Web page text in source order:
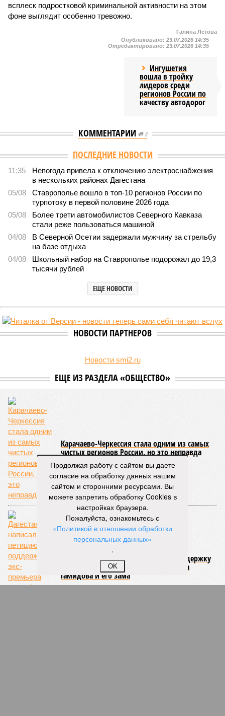
всплеск подростковой криминальной активности на этом
фоне выглядит особенно тревожно.
Галина Летова
Опубликовано: 23.07.2026 14:35
Отредактировано: 23.07.2026 14:35
Ингушетия
вошла в тройку
лидеров среди
регионов России по
качеству автодорог
КОММЕНТАРИИ 0
ПОСЛЕДНИЕ НОВОСТИ
11:35
Непогода привела к отключению электроснабжения
в нескольких районах Дагестана
05/08
Ставрополье вошло в топ-10 регионов России по
турпотоку в первой половине 2026 года
05/08
Более трети автомобилистов Северного Кавказа
стали реже пользоваться машиной
04/08
В Северной Осетии задержали мужчину за стрельбу
на базе отдыха
04/08
Школьный набор на Ставрополье подорожал до 19,3
тысячи рублей
ЕЩЕ НОВОСТИ
НОВОСТИ ПАРТНЕРОВ
Новости smi2.ru
ЕЩЕ ИЗ РАЗДЕЛА «ОБЩЕСТВО»
Карачаево-Черкессия стала одним из самых
чистых регионов России, но это неправда
Дагестанцы написали петицию в поддержку
экс-премьера республики Абдусамада
Гамидова и его зама
Продолжая работу с сайтом вы даете
согласие на обработку данных нашим
сайтом и сторонними ресурсами. Вы
можете запретить обработку Cookies в
настройках браузера.
Пожалуйста, ознакомьтесь с
«Политикой в отношении обработки
персональных данных»
.
OK